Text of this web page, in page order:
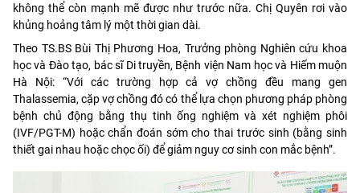
không thể còn mạnh mẽ được như trước nữa. Chị Quyên rơi vào
khủng hoảng tâm lý một thời gian dài.
Theo TS.BS Bùi Thị Phương Hoa, Trưởng phòng Nghiên cứu khoa
học và Đào tạo, bác sĩ Di truyền, Bệnh viện Nam học và Hiếm muộn
Hà Nội: “Với các trường hợp cả vợ chồng đều mang gen
Thalassemia, cặp vợ chồng đó có thể lựa chọn phương pháp phòng
bệnh chủ động bằng thụ tinh ống nghiệm và xét nghiệm phôi
(IVF/PGT-M) hoặc chẩn đoán sớm cho thai trước sinh (bằng sinh
thiết gai nhau hoặc chọc ối) để giảm nguy cơ sinh con mắc bệnh”.